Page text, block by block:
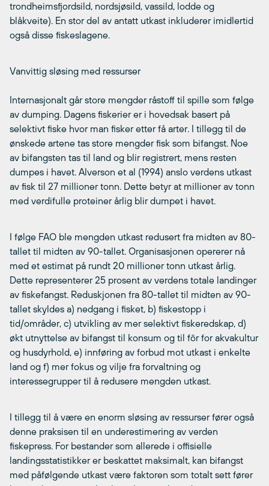
trondheimsfjordsild, nordsjøsild, vassild, lodde og
blåkveite). En stor del av antatt utkast inkluderer imidlertid
også disse fiskeslagene.
Vanvittig sløsing med ressurser
Internasjonalt går store mengder råstoff til spille som følge
av dumping. Dagens fiskerier er i hovedsak basert på
selektivt fiske hvor man fisker etter få arter. I tillegg til de
ønskede artene tas store mengder fisk som bifangst. Noe
av bifangsten tas til land og blir registrert, mens resten
dumpes i havet. Alverson et al (1994) anslo verdens utkast
av fisk til 27 millioner tonn. Dette betyr at millioner av tonn
med verdifulle proteiner årlig blir dumpet i havet.
I følge FAO ble mengden utkast redusert fra midten av 80-
tallet til midten av 90-tallet. Organisasjonen opererer nå
med et estimat på rundt 20 millioner tonn utkast årlig.
Dette representerer 25 prosent av verdens totale landinger
av fiskefangst. Reduskjonen fra 80-tallet til midten av 90-
tallet skyldes a) nedgang i fisket, b) fiskestopp i
tid/områder, c) utvikling av mer selektivt fiskeredskap, d)
økt utnyttelse av bifangst til konsum og til fôr for akvakultur
og husdyrhold, e) innføring av forbud mot utkast i enkelte
land og f) mer fokus og vilje fra forvaltning og
interessegrupper til å redusere mengden utkast.
I tillegg til å være en enorm sløsing av ressurser fører også
denne praksisen til en underestimering av verden
fiskepress. For bestander som allerede i offisielle
landingsstatistikker er beskattet maksimalt, kan bifangst
med påfølgende utkast være faktoren som totalt sett fører